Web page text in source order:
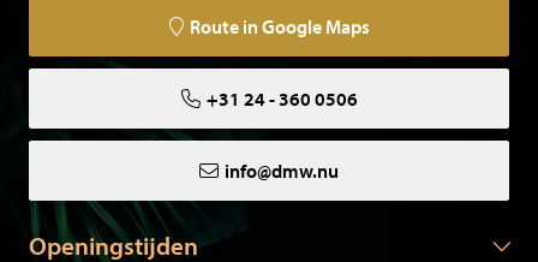
Route in Google Maps
+31 24 - 360 0506
info@dmw.nu
Openingstijden